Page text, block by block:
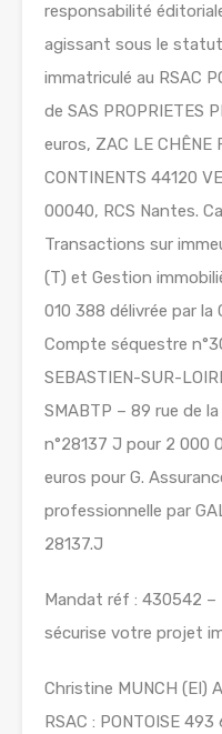
responsabilité
agissant sous le statut
immatriculé au RSAC
de SAS PROPRIETES
euros, ZAC LE CHÊNE
CONTINENTS 44120
00040, RCS Nantes.
Transactions sur
(T) et Gestion
010 388 délivrée par la
Compte séquestre
SEBASTIEN-SUR-
SMABTP – 89 rue de
n°28137 J pour 2 000
euros pour G.
professionnelle par
28137.J
Mandat réf : 430542
sécurise votre projet
Christine MUNCH (EI)
RSAC : PONTOISE 493